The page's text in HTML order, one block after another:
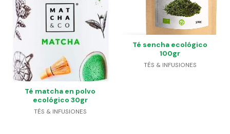
Té matcha en polvo
ecológico 30gr
TÉS & INFUSIONES
Té sencha ecológico
100gr
TÉS & INFUSIONES